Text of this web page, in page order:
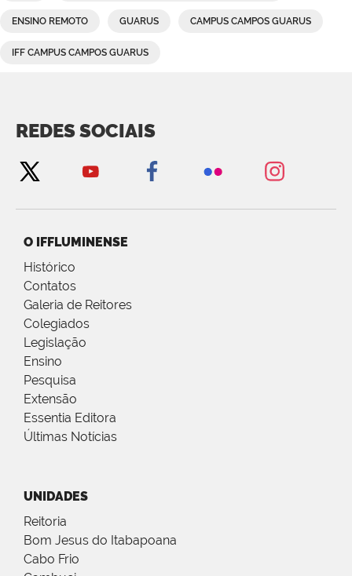
ENSINO REMOTO GUARUS CAMPUS CAMPOS GUARUS
IFF CAMPUS CAMPOS GUARUS
REDES SOCIAIS
O IFFLUMINENSE
Histórico
Contatos
Galeria de Reitores
Colegiados
Legislação
Ensino
Pesquisa
Extensão
Essentia Editora
Últimas Notícias
UNIDADES
Reitoria
Bom Jesus do Itabapoana
Cabo Frio